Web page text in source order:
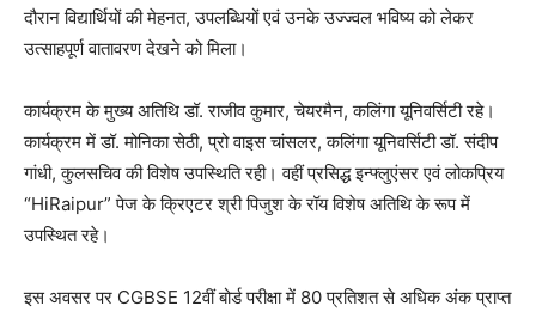
दौरान विद्यार्थियों की मेहनत, उपलब्धियों एवं उनके उज्ज्वल भविष्य को लेकर
उत्साहपूर्ण वातावरण देखने को मिला।
कार्यक्रम के मुख्य अतिथि डॉ. राजीव कुमार, चेयरमैन, कलिंगा यूनिवर्सिटी रहे।
कार्यक्रम में डॉ. मोनिका सेठी, प्रो वाइस चांसलर, कलिंगा यूनिवर्सिटी डॉ. संदीप
गांधी, कुलसचिव की विशेष उपस्थिति रही। वहीं प्रसिद्ध इन्फ्लुएंसर एवं लोकप्रिय
“HiRaipur” पेज के क्रिएटर श्री पिजुश के रॉय विशेष अतिथि के रूप में
उपस्थित रहे।
इस अवसर पर CGBSE 12वीं बोर्ड परीक्षा में 80 प्रतिशत से अधिक अंक प्राप्त